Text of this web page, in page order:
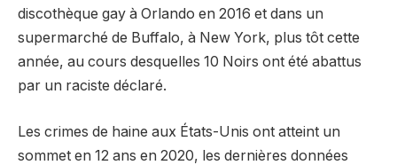
discothèque gay à Orlando en 2016 et dans un
supermarché de Buffalo, à New York, plus tôt cette
année, au cours desquelles 10 Noirs ont été abattus
par un raciste déclaré.
Les crimes de haine aux États-Unis ont atteint un
sommet en 12 ans en 2020, les dernières données